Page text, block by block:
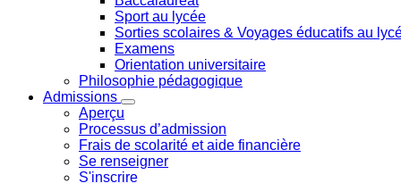
Sport au lycée
Sorties scolaires & Voyages éducatifs au
Examens
Orientation universitaire
Philosophie pédagogique
Admissions
Aperçu
Processus d’admission
Frais de scolarité et aide financière
Se renseigner
S'inscrire